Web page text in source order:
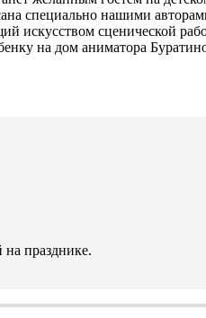
специально нашими
сценической
на дом аниматора
на празднике.